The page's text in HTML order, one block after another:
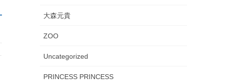
大森元貴
ZOO
Uncategorized
PRINCESS PRINCESS